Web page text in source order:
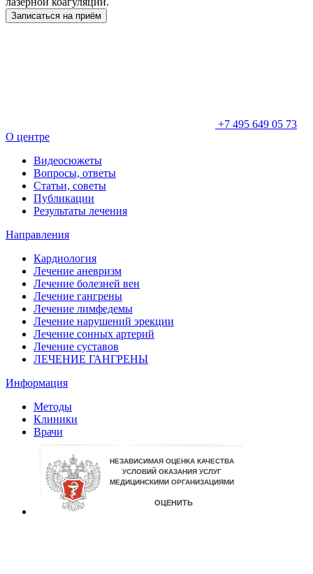
Записаться на приём
+7 495 649 05 73
О центре
Видеосюжеты
Вопросы, ответы
Статьи, советы
Публикации
Результаты лечения
Направления
Кардиология
Лечение аневризм
Лечение болезней вен
Лечение гангрены
Лечение лимфедемы
Лечение нарушений эрекции
Лечение сонных артерий
Лечение суставов
ЛЕЧЕНИЕ ГАНГРЕНЫ
Информация
Методы
Клиники
Врачи